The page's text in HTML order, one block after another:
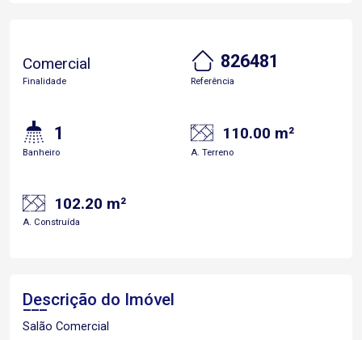
Comercial
Finalidade
826481
Referência
1
Banheiro
110.00 m²
A. Terreno
102.20 m²
A. Construída
Descrição do Imóvel
Salão Comercial